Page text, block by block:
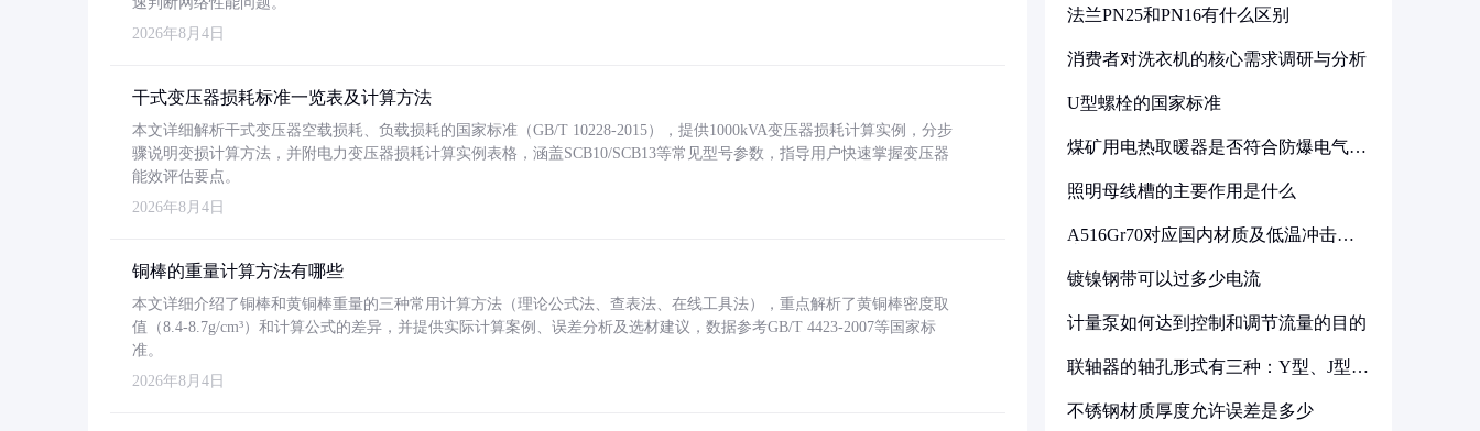
2026年8月4日
干式变压器损耗标准一览表及计算方法
本文详细解析干式变压器空载损耗、负载损耗的国家标准（GB/T 10228-2015），提供1000kVA变压器损耗计算实例，分步
骤说明变损计算方法，并附电力变压器损耗计算实例表格，涵盖SCB10/SCB13等常见型号参数，指导用户快速掌握变压器
能效评估要点。
2026年8月4日
铜棒的重量计算方法有哪些
本文详细介绍了铜棒和黄铜棒重量的三种常用计算方法（理论公式法、查表法、在线工具法），重点解析了黄铜棒密度取
值（8.4-8.7g/cm³）和计算公式的差异，并提供实际计算案例、误差分析及选材建议，数据参考GB/T 4423-2007等国家标
准。
2026年8月4日
法兰PN25和PN16有什么区别
消费者对洗衣机的核心需求调研与分析
U型螺栓的国家标准
煤矿用电热取暖器是否符合防爆电气设
照明母线槽的主要作用是什么
A516Gr70对应国内材质及低温冲击要
镀镍钢带可以过多少电流
计量泵如何达到控制和调节流量的目的
联轴器的轴孔形式有三种：Y型、J型、
不锈钢材质厚度允许误差是多少